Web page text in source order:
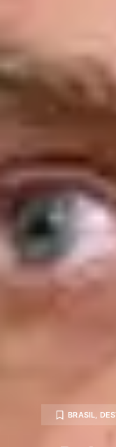
BRASIL,